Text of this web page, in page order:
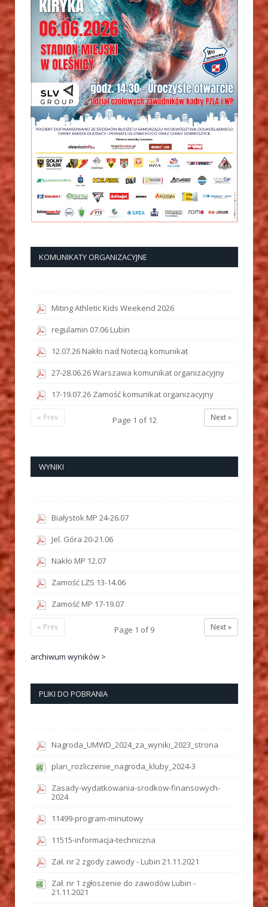
KOMUNIKATY ORGANIZACYJNE
Miting Athletic Kids Weekend 2026
regulamin 07.06 Lubin
12.07.26 Nakło nad Notecią komunikat
27-28.06.26 Warszawa komunikat organizacyjny
17-19.07.26 Zamość komunikat organizacyjny
Next »
Page 1 of12
« Prev
WYNIKI
Białystok MP 24-26.07
Jel. Góra 20-21.06
Nakło MP 12.07
Zamość LZS 13-14.06
Zamość MP 17-19.07
Next »
Page 1 of9
« Prev
archiwum wyników >
PLIKI DO POBRANIA
Nagroda_UMWD_2024_za_wyniki_2023_strona
plan_rozliczenie_nagroda_kluby_2024-3
Zasady-wydatkowania-srodkow-finansowych-
2024
11499-program-minutowy
11515-informacja-techniczna
Zał. nr 2 zgody zawody - Lubin 21.11.2021
Zał. nr 1 zgłoszenie do zawodów Lubin -
21.11.2021